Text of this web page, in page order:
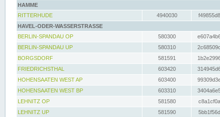
HAMME
RITTERHUDE
4940030
HAVEL-ODER-WASSERSTRASSE
BERLIN-SPANDAU OP
580300
BERLIN-SPANDAU UP
580310
BORGSDORF
581591
FRIEDRICHSTHAL
603420
HOHENSAATEN WEST AP
603400
HOHENSAATEN WEST BP
603310
LEHNITZ OP
581580
LEHNITZ UP
581590